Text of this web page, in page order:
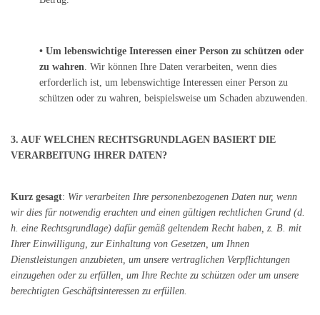
• Um lebenswichtige Interessen einer Person zu schützen oder
zu wahren . Wir können Ihre Daten verarbeiten, wenn dies
erforderlich ist, um lebenswichtige Interessen einer Person zu
schützen oder zu wahren, beispielsweise um Schaden abzuwenden.
3. AUF WELCHEN RECHTSGRUNDLAGEN BASIERT DIE
VERARBEITUNG IHRER DATEN?
Kurz gesagt: Wir verarbeiten Ihre personenbezogenen Daten nur, wenn
wir dies für notwendig erachten und einen gültigen rechtlichen Grund (d.
h. eine Rechtsgrundlage) dafür gemäß geltendem Recht haben, z. B. mit
Ihrer Einwilligung, zur Einhaltung von Gesetzen, um Ihnen
Dienstleistungen anzubieten, um unsere vertraglichen Verpflichtungen
einzugehen oder zu erfüllen, um Ihre Rechte zu schützen oder um unsere
berechtigten Geschäftsinteressen zu erfüllen.